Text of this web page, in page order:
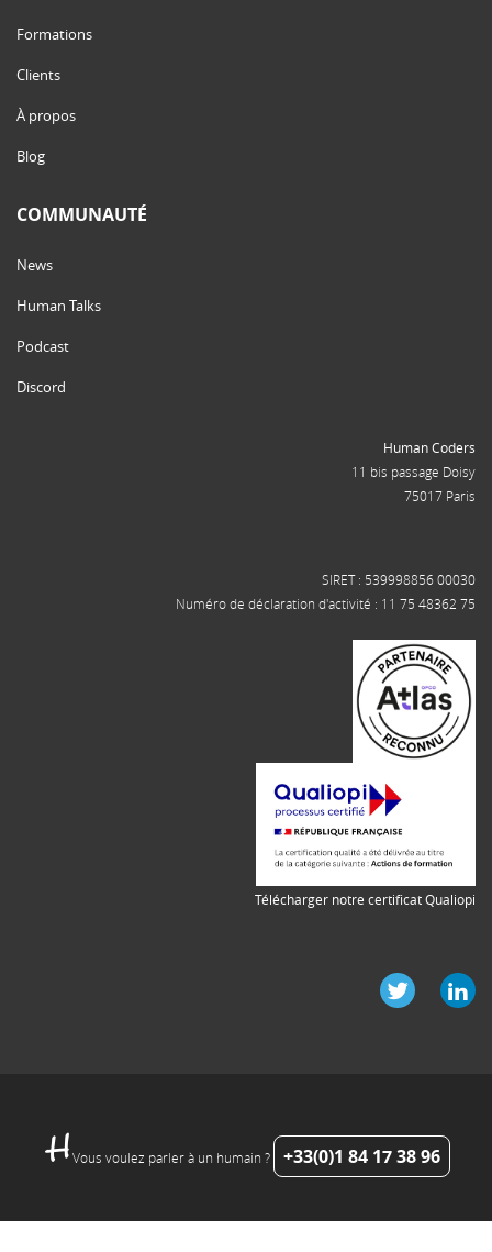
Formations
Clients
À propos
Blog
COMMUNAUTÉ
News
Human Talks
Podcast
Discord
Human Coders
11 bis passage Doisy
75017 Paris
SIRET : 539998856 00030
Numéro de déclaration d'activité : 11 75 48362 75
Télécharger notre certificat Qualiopi
Vous voulez parler à un humain ? +33(0)1 84 17 38 96